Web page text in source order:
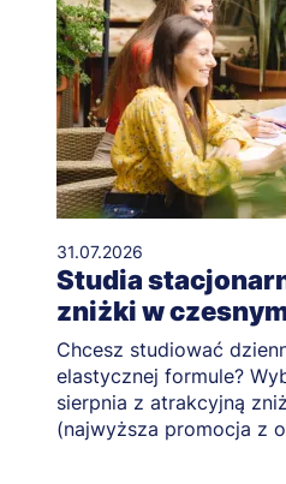
31.07.2026
Studia
zniżki w
Chcesz studiować
elastycznej formule?
sierpnia z atrakcyjną
(najwyższa promocja z